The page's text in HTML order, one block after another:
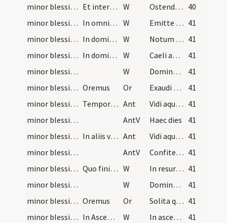
minor blessing of water/5
Et interim quod dicta antiphona cum suo veru cant… W Ostende nobis 40
minor blessing of water/6
In omnibus dominicis Adventus W Emitte agnum Domini 41
minor blessing of water/7
In dominicis infra Natalem Domini W Notum fecit 41
minor blessing of water/8
In dominicis infra Epiphaniam W Caeli aperti
41
minor blessing of water/9
W Dominus vobiscum
41
minor blessing of water/sprinkling/4 Oremus Or Exaudi nos Domine sancte Pater omnipotens aeterne Deus ut mittere digneris sanctum angelum ... in hoc habitaculo.
41
minor blessing of water/2
Tempore Resurrectionis. In die sancto Paschae ad… Ant Vidi aquam egredientem 41
minor blessing of water/2
AntV Haec dies
41
minor blessing of water/3
In aliis vero diebus dominicis usque ad Trinitate… Ant Vidi aquam egredientem 41
minor blessing of water/3
AntV Confitemini Domino quoniam bonus 41
minor blessing of water/10
Quo finito dicit sacerdos: W In resurrectione tua Christe alleluia 41
minor blessing of water/11
W Dominus vobiscum
41
minor blessing of water/5 Oremus Or Solita quaeumus Domine quos salvasti pietate custodi ... laetentur etiam tua sancta resurrectione. 41
minor blessing of water/12
In Ascensione Domini dicitur: W In ascensione tua Christe alleluia
41